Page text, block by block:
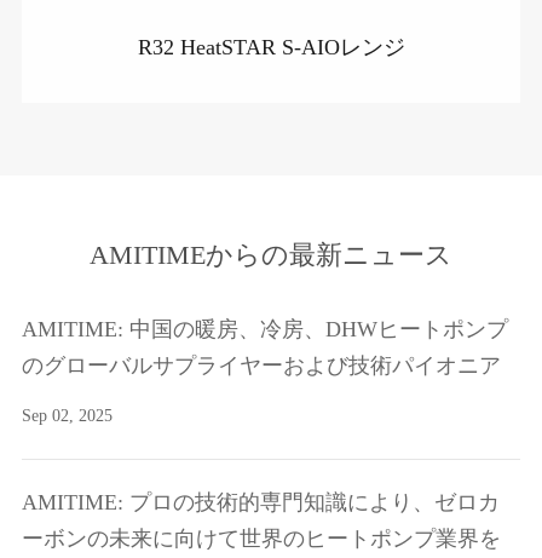
R32 HeatSTAR S-AIOレンジ
AMITIMEからの最新ニュース
AMITIME: 中国の暖房、冷房、DHWヒートポンプ
のグローバルサプライヤーおよび技術パイオニア
Sep 02, 2025
AMITIME: プロの技術的専門知識により、ゼロカ
ーボンの未来に向けて世界のヒートポンプ業界を